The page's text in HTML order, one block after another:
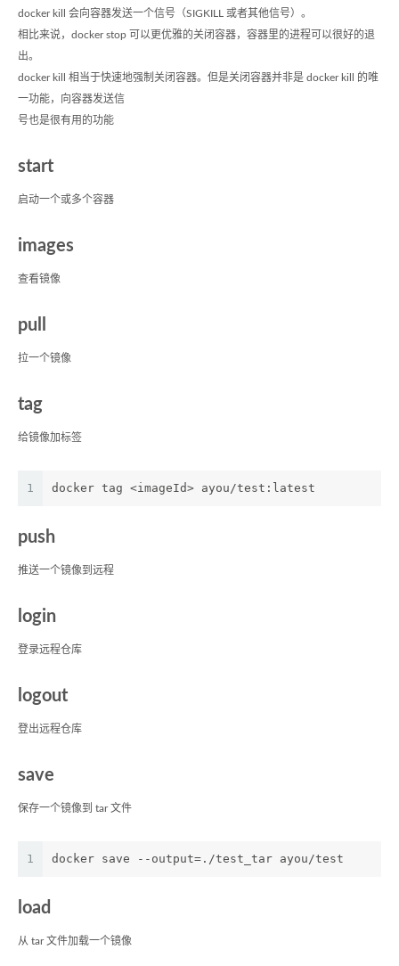
docker kill 会向容器发送一个信号（SIGKILL 或者其他信号）。
相比来说，docker stop 可以更优雅的关闭容器，容器里的进程可以很好的退
出。
docker kill 相当于快速地强制关闭容器。但是关闭容器并非是 docker kill 的唯
一功能，向容器发送信
号也是很有用的功能
start
启动一个或多个容器
images
查看镜像
pull
拉一个镜像
tag
给镜像加标签
1 docker tag <imageId> ayou/test:latest
push
推送一个镜像到远程
login
登录远程仓库
logout
登出远程仓库
save
保存一个镜像到 tar 文件
1 docker save --output=./test_tar ayou/test
load
从 tar 文件加载一个镜像